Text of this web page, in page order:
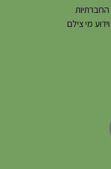
וידוע מי צילם